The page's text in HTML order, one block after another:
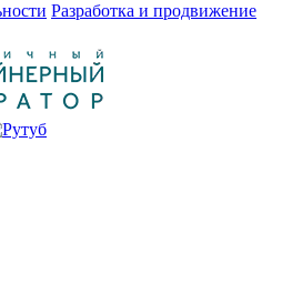
Разработка и продвижение